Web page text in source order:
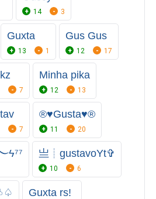
14 3
Guxta
13 1
Gus Gus
12 17
7
Minha pika
12 13
7
®♥Gusta♥®
11 20
亗┊gustavoYtㅤ✞
10 6
Guxta rs!